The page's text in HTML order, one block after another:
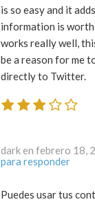
is so easy and it
information is
works really well,
be a reason for me
directly to Twitter.
para responder
Puedes usar tus